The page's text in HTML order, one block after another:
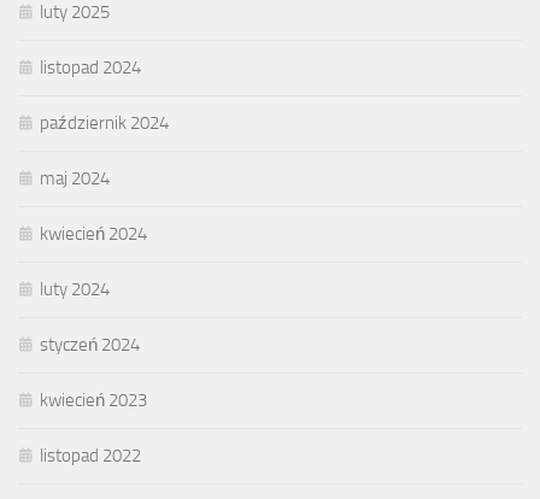
luty 2025
listopad 2024
październik 2024
maj 2024
kwiecień 2024
luty 2024
styczeń 2024
kwiecień 2023
listopad 2022